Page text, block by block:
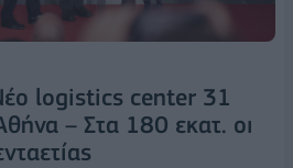
logistics center 31
– Στα 180 εκατ. οι